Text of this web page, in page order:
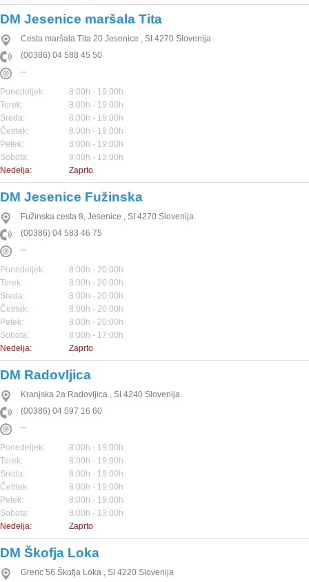
DM Jesenice maršala Tita
Cesta maršala Tita 20 Jesenice , SI 4270 Slovenija
(00386) 04 588 45 50
--
Ponedeljek:
8:00h - 19:00h
Torek:
8:00h - 19:00h
Sreda:
8:00h - 19:00h
Četrtek:
8:00h - 19:00h
Petek:
8:00h - 19:00h
Sobota:
8:00h - 13:00h
Nedelja:
Zaprto
DM Jesenice Fužinska
Fužinska cesta 8, Jesenice , SI 4270 Slovenija
(00386) 04 583 46 75
--
Ponedeljek:
8:00h - 20:00h
Torek:
8:00h - 20:00h
Sreda:
8:00h - 20:00h
Četrtek:
8:00h - 20:00h
Petek:
8:00h - 20:00h
Sobota:
8:00h - 17:00h
Nedelja:
Zaprto
DM Radovljica
Kranjska 2a Radovljica , SI 4240 Slovenija
(00386) 04 597 16 60
--
Ponedeljek:
8:00h - 19:00h
Torek:
8:00h - 19:00h
Sreda:
8:00h - 19:00h
Četrtek:
8:00h - 19:00h
Petek:
8:00h - 19:00h
Sobota:
8:00h - 13:00h
Nedelja:
Zaprto
DM Škofja Loka
Grenc 56 Škofja Loka , SI 4220 Slovenija